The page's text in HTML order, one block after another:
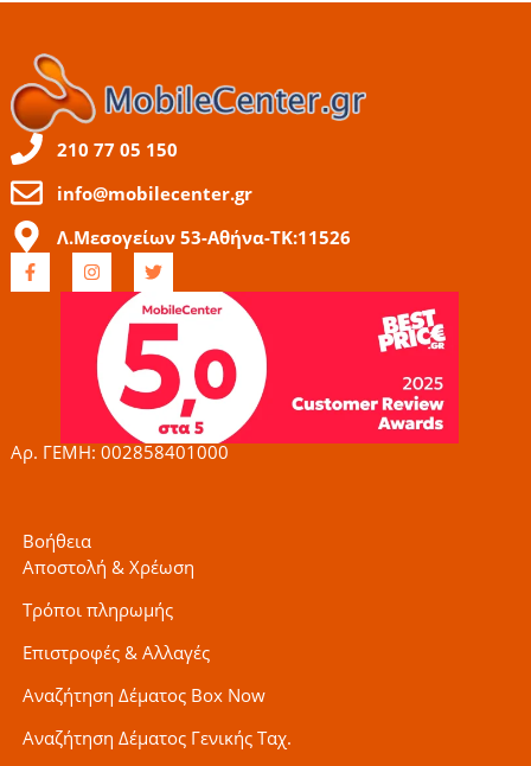
210 77 05 150
info@mobilecenter.gr
Λ.Μεσογείων 53-Αθήνα-ΤΚ:11526
F
a
c
I
n
s
g
r
a
m
T
w
t
t
e
r
Αρ. ΓΕΜΗ: 002858401000
Βοήθεια
Αποστολή & Χρέωση
Τρόποι πληρωμής
Επιστροφές & Αλλαγές
Αναζήτηση Δέματος Box Now
Αναζήτηση Δέματος Γενικής Ταχ.